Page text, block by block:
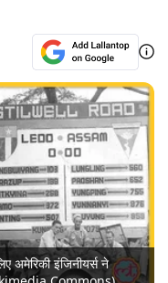
अमेरिकी इंजिनीयर्स ने